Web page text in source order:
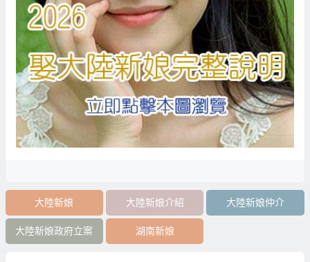
大陸新娘 大陸新娘介紹 大陸新娘仲介
大陸新娘政府立案 湖南新娘